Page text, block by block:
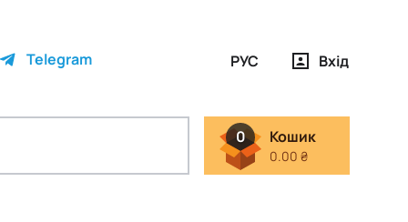
Telegram РУС Вхід
0 Кошик
0.00 ₴